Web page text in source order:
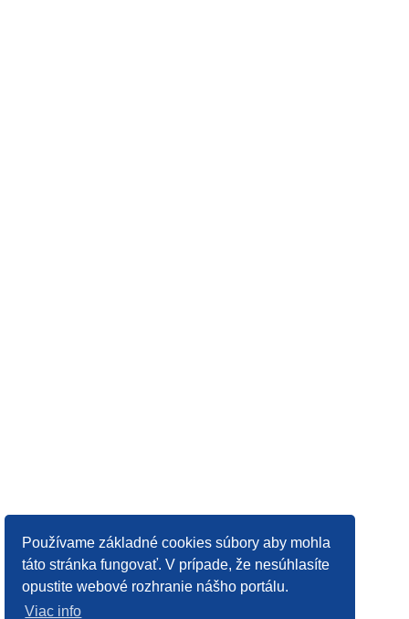
Používame základné cookies súbory aby mohla
táto stránka fungovať. V prípade, že nesúhlasíte
opustite webové rozhranie nášho portálu.
Viac info